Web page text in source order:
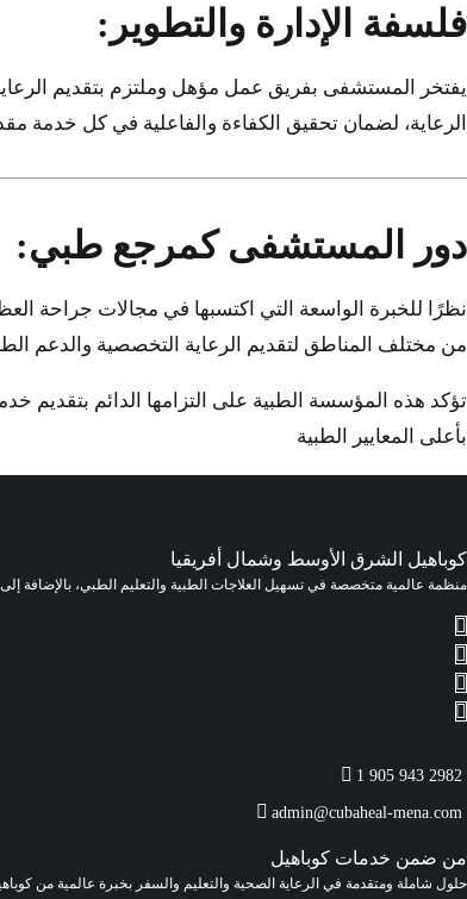
فلسفة الإدارة والتطوير:
يفتخر المستشفى بفريق عمل مؤهل وملتزم بتقديم
الرعاية، لضمان تحقيق الكفاءة والفاعلية في كل خدمة
دور المستشفى كمرجع طبي:
نظرًا للخبرة الواسعة التي اكتسبها في مجالات جراحة
من مختلف المناطق لتقديم الرعاية التخصصية والدعم
تؤكد هذه المؤسسة الطبية على التزامها الدائم بتقديم
بأعلى المعايير الطبية
كوباهيل الشرق الأوسط وشمال أفريقيا
منظمة عالمية متخصصة في تسهيل العلاجات الطبية والتعليم الطبي، بالإضافة
1 905 943 2982
admin@cubaheal-mena.com
من ضمن خدمات كوباهيل
حلول شاملة ومتقدمة في الرعاية الصحية والتعليم والسفر بخبرة عالمية من